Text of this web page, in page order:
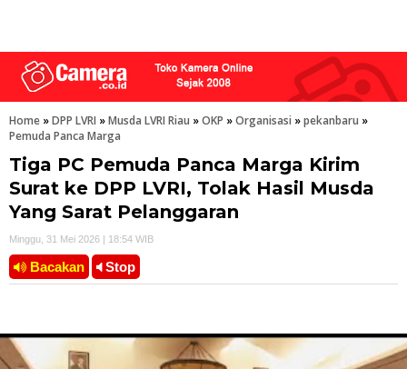
Home »DPP LVRI »Musda LVRI Riau »OKP »Organisasi »pekanbaru »
Pemuda Panca Marga
Tiga PC Pemuda Panca Marga Kirim
Surat ke DPP LVRI, Tolak Hasil Musda
Yang Sarat Pelanggaran ‎
Minggu, 31 Mei 2026 | 18:54 WIB
Bacakan Stop